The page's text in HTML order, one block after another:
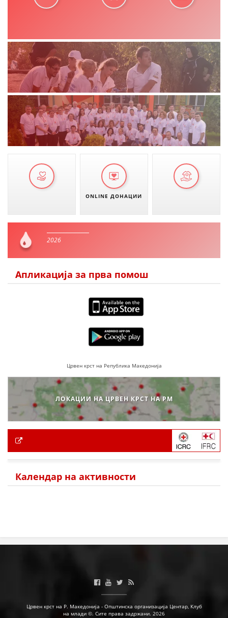
ONLINE ДОНАЦИИ
2026
Апликација за прва помош
Црвен крст на Република Македонија
ЛОКАЦИИ НА ЦРВЕН КРСТ НА РМ
Календар на активности
Црвен крст на Р. Македонија - Општинска организација Центар, Клуб
на млади ©. Сите права задржани. 2026